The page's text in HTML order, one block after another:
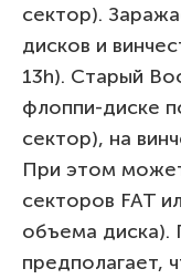
сектор).
дисков и
13h). Старый
флоппи-диске
сектор), на
При этом
секторов FAT
объема диска).
предполагает,